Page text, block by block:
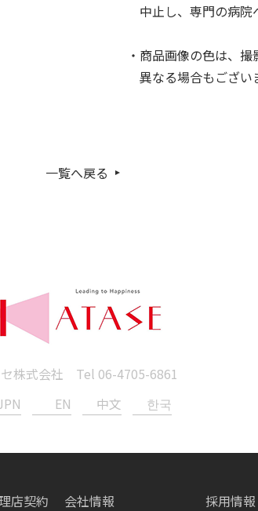
中止し、専門の病院
・商品画像の色は、
異なる場合もござい
一覧へ戻る
セ株式会社 Tel 06-4705-6861
EN 中文 한국
店契約 会社情報 採用情報